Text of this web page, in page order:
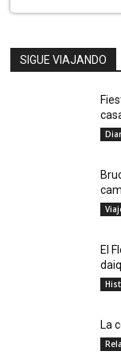
SIGUE VIAJANDO
El
La